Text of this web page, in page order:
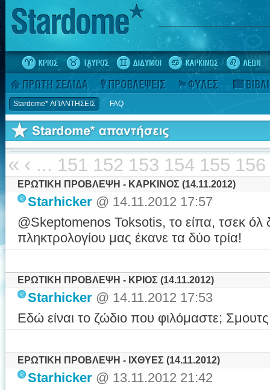
Stardome* ΑΠΑΝΤΗΣΕΙΣ FAQ
« ‹ ... 151 152 153 154 155 156
ΕΡΩΤΙΚΗ ΠΡΟΒΛΕΨΗ - ΚΑΡΚΙΝΟΣ (14.11.2012)
Starhicker @ 14.11.2012 17:57
@Skeptomenos Toksotis, το είπα, τσεκ όλ
πληκτρολογίου μας έκανε τα δύο τρία!
ΕΡΩΤΙΚΗ ΠΡΟΒΛΕΨΗ - ΚΡΙΟΣ (14.11.2012)
Starhicker @ 14.11.2012 17:53
Εδώ είναι το ζώδιο που φιλόμαστε;
ΕΡΩΤΙΚΗ ΠΡΟΒΛΕΨΗ - ΙΧΘΥΕΣ (14.11.2012)
Starhicker @ 13.11.2012 21:42